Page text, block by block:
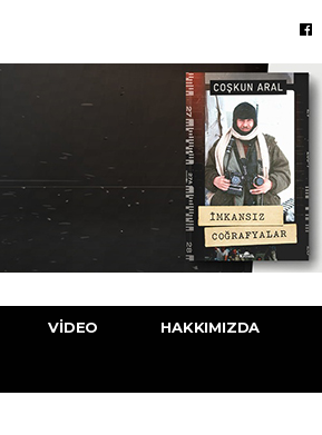
VIDEO HAKKIMIZDA